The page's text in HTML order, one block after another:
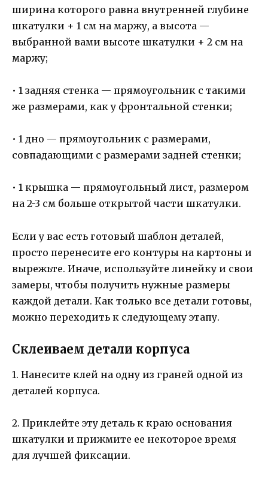
ширина которого равна внутренней глубине
шкатулки + 1 см на маржу, а высота —
выбранной вами высоте шкатулки + 2 см на
маржу;
• 1 задняя стенка — прямоугольник с такими
же размерами, как у фронтальной стенки;
• 1 дно — прямоугольник с размерами,
совпадающими с размерами задней стенки;
• 1 крышка — прямоугольный лист, размером
на 2-3 см больше открытой части шкатулки.
Если у вас есть готовый шаблон деталей,
просто перенесите его контуры на картоны и
вырежьте. Иначе, используйте линейку и свои
замеры, чтобы получить нужные размеры
каждой детали. Как только все детали готовы,
можно переходить к следующему этапу.
Склеиваем детали корпуса
1. Нанесите клей на одну из граней одной из
деталей корпуса.
2. Приклейте эту деталь к краю основания
шкатулки и прижмите ее некоторое время
для лучшей фиксации.